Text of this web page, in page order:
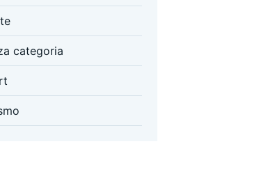
categoria